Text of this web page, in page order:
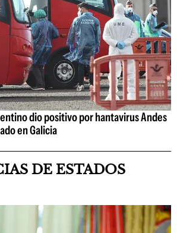
dio positivo por hantavirus Andes
en Galicia
DE ESTADOS